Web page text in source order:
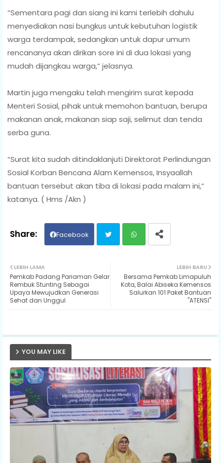
“Sementara pagi dan siang ini kami terlebih dahulu
menyediakan nasi bungkus untuk kebutuhan logistik
warga terdampak, sedangkan untuk dapur umum
rencananya akan dirikan sore ini di dua lokasi yang
mudah dijangkau warga,” jelasnya.
Martin juga mengaku telah mengirim surat kepada
Menteri Sosial, pihak untuk memohon bantuan, berupa
makanan anak, makanan siap saji, selimut dan tenda
serba guna.
“Surat kita sudah ditindaklanjuti Direktorat Perlindungan
Sosial Korban Bencana Alam Kemensos, Insyaallah
bantuan tersebut akan tiba di lokasi pada malam ini,”
katanya. ( Hms /Akn )
Facebook
ter ats
LEBIH BARU
Bersama Pemkab Limapuluh
Kota, Balai Abiseka Kemensos
Salurkan 101 Paket Bantuan
"ATENSI"
LEBIH LAMA
Pemkab Padang Pariaman Gelar
Rembuk Stunting Sebagai
Upaya Mewujudkan Generasi
Sehat dan Unggul
YOU MAY LIKE